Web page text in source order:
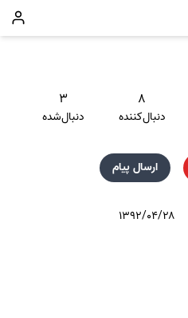
۸
دنبال‌کننده
۳
دنبال‌شده
ارسال پیام
۱۳۹۲/۰۴/۲۸